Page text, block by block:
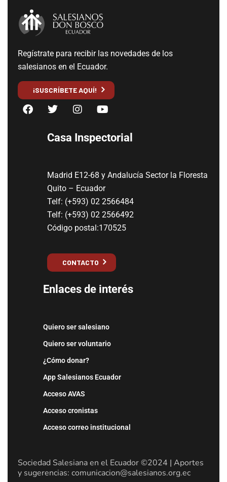
Regístrate para recibir las novedades de los
salesianos en el Ecuador.
¡SUSCRÍBETE AQUÍ!
Casa Inspectorial
Madrid E12-68 y Andalucía Sector la Floresta
Quito – Ecuador
Telf: (+593) 02 2566484
Telf: (+593) 02 2566492
Código postal:170525
CONTACTO
Enlaces de interés
Quiero ser salesiano
Quiero ser voluntario
¿Cómo donar?
App Salesianos Ecuador
Acceso AVAS
Acceso cronistas
Acceso correo institucional
Sociedad Salesiana en el Ecuador ©2024 | Aportes
y sugerencias: comunicacion@salesianos.org.ec